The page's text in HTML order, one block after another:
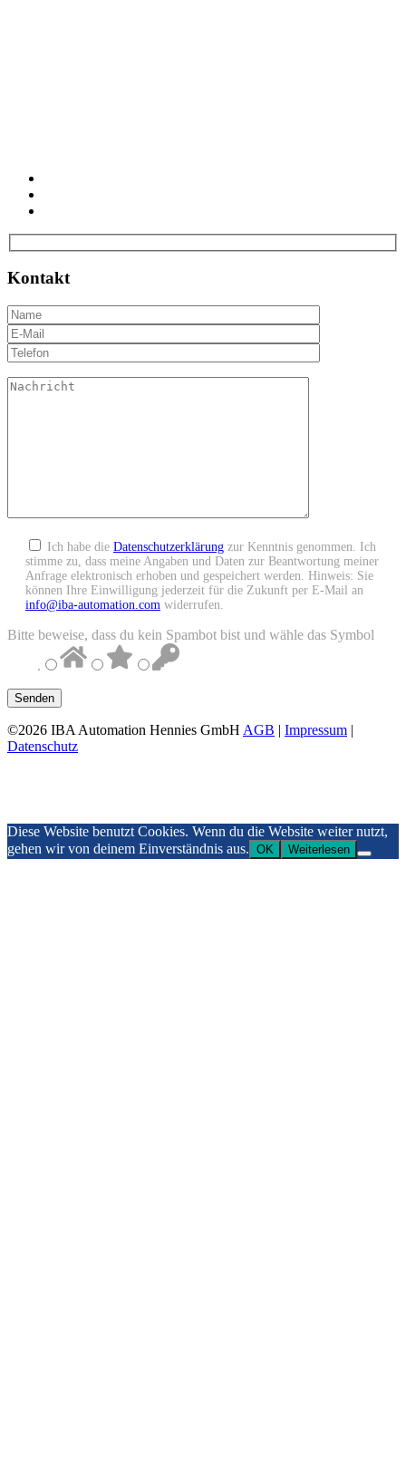
Kontakt
Ich habe die Datenschutzerklärung zur Kenntnis genommen. Ich
stimme zu, dass meine Angaben und Daten zur Beantwortung meiner
Anfrage elektronisch erhoben und gespeichert werden. Hinweis: Sie
können Ihre Einwilligung jederzeit für die Zukunft per E-Mail an
info@iba-automation.com widerrufen.
Bitte beweise, dass du kein Spambot bist und wähle das Symbol
.
©2026 IBA Automation Hennies GmbH AGB | Impressum |
Datenschutz
Diese Website benutzt Cookies. Wenn du die Website weiter nutzt,
gehen wir von deinem Einverständnis aus. OK Weiterlesen